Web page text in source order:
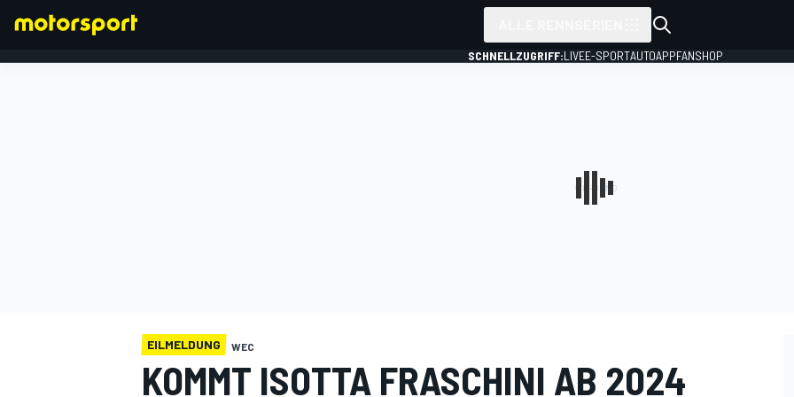
SCHNELLZUGRIFF:LIVEE-SPORTAUTOAPPFANSHOP
EILMELDUNG WEC
KOMMT ISOTTA FRASCHINI AB 2024